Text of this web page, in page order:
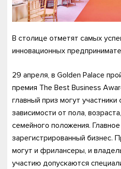
В столице отметят самых
инновационных
29 апреля, в Golden Palace
премия The Best Business
главный приз могут участники
зависимости от пола,
семейного положения.
зарегистрированный бизнес.
могут и фрилансеры, и
участию допускаются